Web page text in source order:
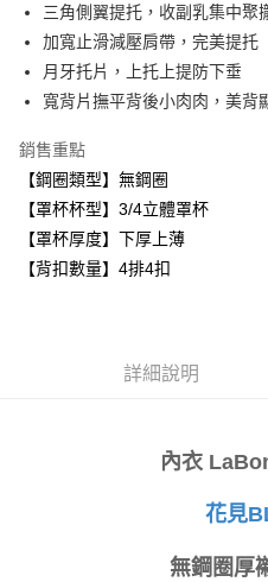
AFTEE先享後付
相關說明
【關於「AFTEE先享後付」】
AFTEE先享後付是「在收到商品之後
１．簡單：不需註冊會員、不需綁卡
２．便利：只要手機號碼，簡訊認證
３．安心：先確認商品／服務後，再付
１．於結帳方式選擇「AFTEE先享後
結帳頁面，進行簡訊認證並確認金額
購買商品的店家。未經商家同意取消
https://
１．透過由恩沛科技股份有限公司提
權轉讓予恩沛科技股份有限公司。
ATM付款
運送方式
全家取貨付款
每筆NT$80，滿NT$999(含以上)
付款後全家取貨
每筆NT$80，滿NT$999(含以上)
三角側翼提托，收副乳集中聚
加寬止滑減壓肩帶，完美提托
月牙托片，上托上提防下垂
寬背片撫平背後小肉肉，美背
銷售重點
【鋼圈類型】無鋼圈
【罩杯杯型】3/4立體罩杯
【罩杯厚度】下厚上薄
【背扣數量】4排4扣
詳細說明
內衣
花見
無鋼圈厚